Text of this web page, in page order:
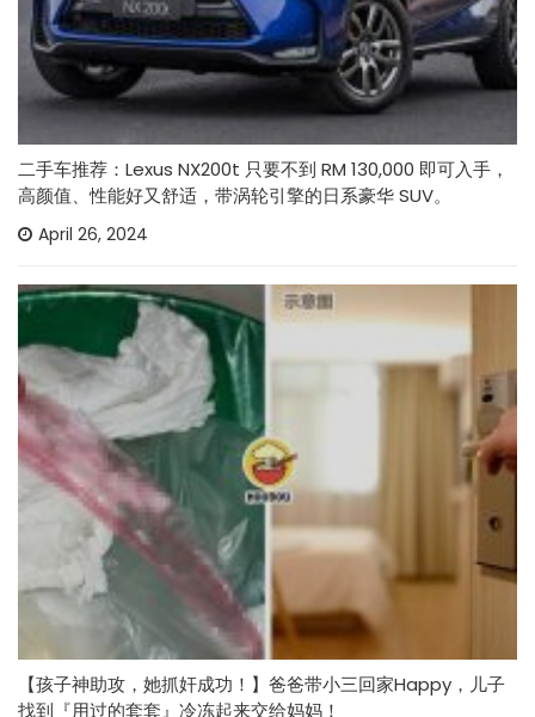
二手车推荐：Lexus NX200t 只要不到 RM 130,000 即可入手，
高颜值、性能好又舒适，带涡轮引擎的日系豪华 SUV。
April 26, 2024
【孩子神助攻，她抓奸成功！】爸爸带小三回家Happy，儿子
找到『用过的套套』冷冻起来交给妈妈！